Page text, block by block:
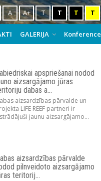
A A+ T T T T
GALERIJA Konference
apspriešanai nodod
aizsargājamo jūras
dabas a...
aizsardzības pārvalde un
LIFE REEF partneri ir
jaunu aizsargājamo...
aizsardzības pārvalde
pilnveidoto aizsargājamo
teritorij...